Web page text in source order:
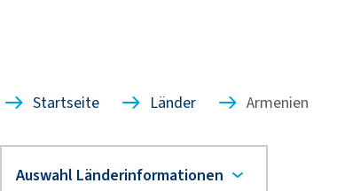
Startseite Länder Armenien